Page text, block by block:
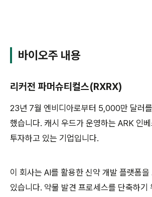
바이오주 내용
리커전 파머슈티컬스(RXRX)
23년 7월 엔비디아로부터 5,000만 달러
했습니다. 캐시 우드가 운영하는 ARK 인
투자하고 있는 기업입니다.
이 회사는 AI를 활용한 신약 개발 플랫폼을
있습니다. 약물 발견 프로세스를 단축하